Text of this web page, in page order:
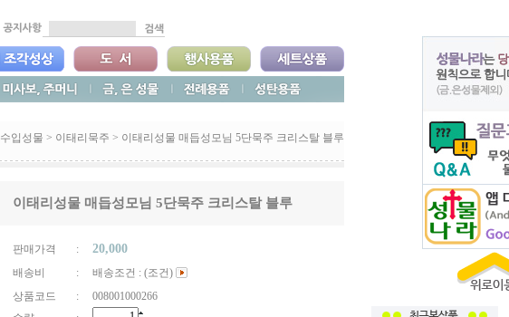
수입성물 > 이태리묵주 > 이태리성물 매듭성모님 5단묵주 크리스탈 블루
이태리성물 매듭성모님 5단묵주 크리스탈 블루
판매가격 : 20,000
배송비 :
배송조건 : (조건)
상품코드
:
008001000266